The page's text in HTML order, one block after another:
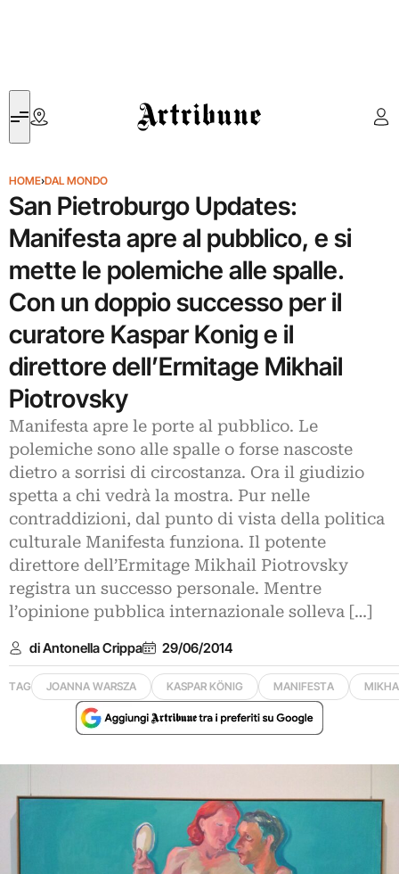
Artribune
HOME›DAL MONDO
San Pietroburgo Updates:
Manifesta apre al pubblico, e si
mette le polemiche alle spalle.
Con un doppio successo per il
curatore Kaspar Konig e il
direttore dell’Ermitage Mikhail
Piotrovsky
Manifesta apre le porte al pubblico. Le
polemiche sono alle spalle o forse nascoste
dietro a sorrisi di circostanza. Ora il giudizio
spetta a chi vedrà la mostra. Pur nelle
contraddizioni, dal punto di vista della politica
culturale Manifesta funziona. Il potente
direttore dell’Ermitage Mikhail Piotrovsky
registra un successo personale. Mentre
l’opinione pubblica internazionale solleva […]
di Antonella Crippa 29/06/2014
TAG JOANNA WARSZA KASPAR KÖNIG MANIFESTA